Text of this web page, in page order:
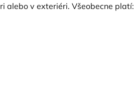
alebo v exteriéri. Všeobecne platí: